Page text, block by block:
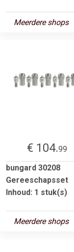
Meerdere shops
€ 104.99
bungard 30208
Gereeschapsset
Inhoud: 1 stuk(s)
Meerdere shops